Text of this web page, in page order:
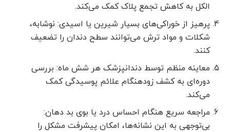
الکل به کاهش تجمع پلاک کمک می‌کند.
پرهیز از خوراکی‌های بسیار شیرین یا اسیدی: نوشابه،
شکلات و مواد ترش می‌توانند سطح دندان را تضعیف
کنند.
معاینه منظم توسط دندانپزشک هر شش ماه: بررسی
دوره‌ای به کشف زودهنگام علائم پوسیدگی کمک
می‌کند.
مراجعه سریع هنگام احساس درد یا بوی بد دهان:
بی‌توجهی به این نشانه‌ها، امکان پیشرفت مشکل را